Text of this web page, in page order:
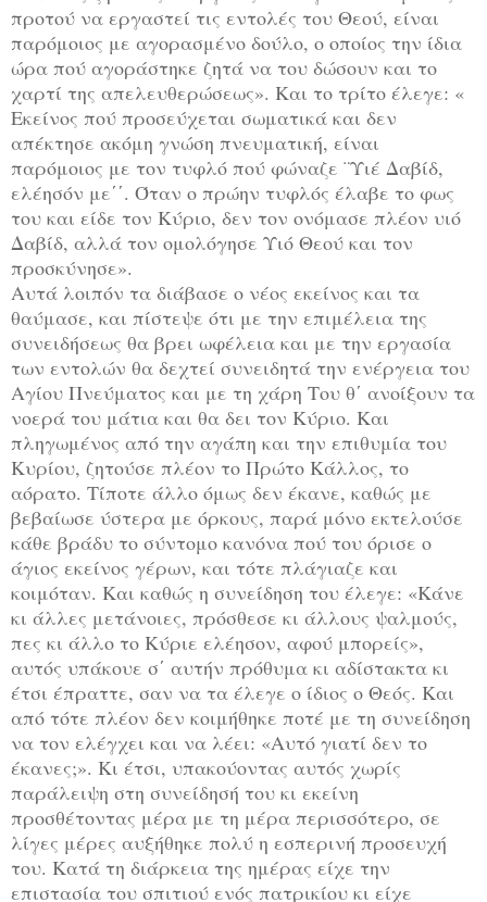
προτού να εργαστεί τις εντολές του Θεού, είναι
παρόμοιος με αγορασμένο δούλο, ο οποίος την ίδια
ώρα πού αγοράστηκε ζητά να του δώσουν και το
χαρτί της απελευθερώσεως». Και το τρίτο έλεγε: «
Εκείνος πού προσεύχεται σωματικά και δεν
απέκτησε ακόμη γνώση πνευματική, είναι
παρόμοιος με τον τυφλό πού φώναζε ¨Υιέ Δαβίδ,
ελέησόν με΄΄. Όταν ο πρώην τυφλός έλαβε το φως
του και είδε τον Κύριο, δεν τον ονόμασε πλέον υιό
Δαβίδ, αλλά τον ομολόγησε Υιό Θεού και τον
προσκύνησε».
Αυτά λοιπόν τα διάβασε ο νέος εκείνος και τα
θαύμασε, και πίστεψε ότι με την επιμέλεια της
συνειδήσεως θα βρει ωφέλεια και με την εργασία
των εντολών θα δεχτεί συνειδητά την ενέργεια του
Αγίου Πνεύματος και με τη χάρη Του θ΄ ανοίξουν τα
νοερά του μάτια και θα δει τον Κύριο. Και
πληγωμένος από την αγάπη και την επιθυμία του
Κυρίου, ζητούσε πλέον το Πρώτο Κάλλος, το
αόρατο. Τίποτε άλλο όμως δεν έκανε, καθώς με
βεβαίωσε ύστερα με όρκους, παρά μόνο εκτελούσε
κάθε βράδυ το σύντομο κανόνα πού του όρισε ο
άγιος εκείνος γέρων, και τότε πλάγιαζε και
κοιμόταν. Και καθώς η συνείδηση του έλεγε: «Κάνε
κι άλλες μετάνοιες, πρόσθεσε κι άλλους ψαλμούς,
πες κι άλλο το Κύριε ελέησον, αφού μπορείς»,
αυτός υπάκουε σ΄ αυτήν πρόθυμα κι αδίστακτα κι
έτσι έπραττε, σαν να τα έλεγε ο ίδιος ο Θεός. Και
από τότε πλέον δεν κοιμήθηκε ποτέ με τη συνείδηση
να τον ελέγχει και να λέει: «Αυτό γιατί δεν το
έκανες;». Κι έτσι, υπακούοντας αυτός χωρίς
παράλειψη στη συνείδησή του κι εκείνη
προσθέτοντας μέρα με τη μέρα περισσότερο, σε
λίγες μέρες αυξήθηκε πολύ η εσπερινή προσευχή
του. Κατά τη διάρκεια της ημέρας είχε την
επιστασία του σπιτιού ενός πατρικίου κι είχε